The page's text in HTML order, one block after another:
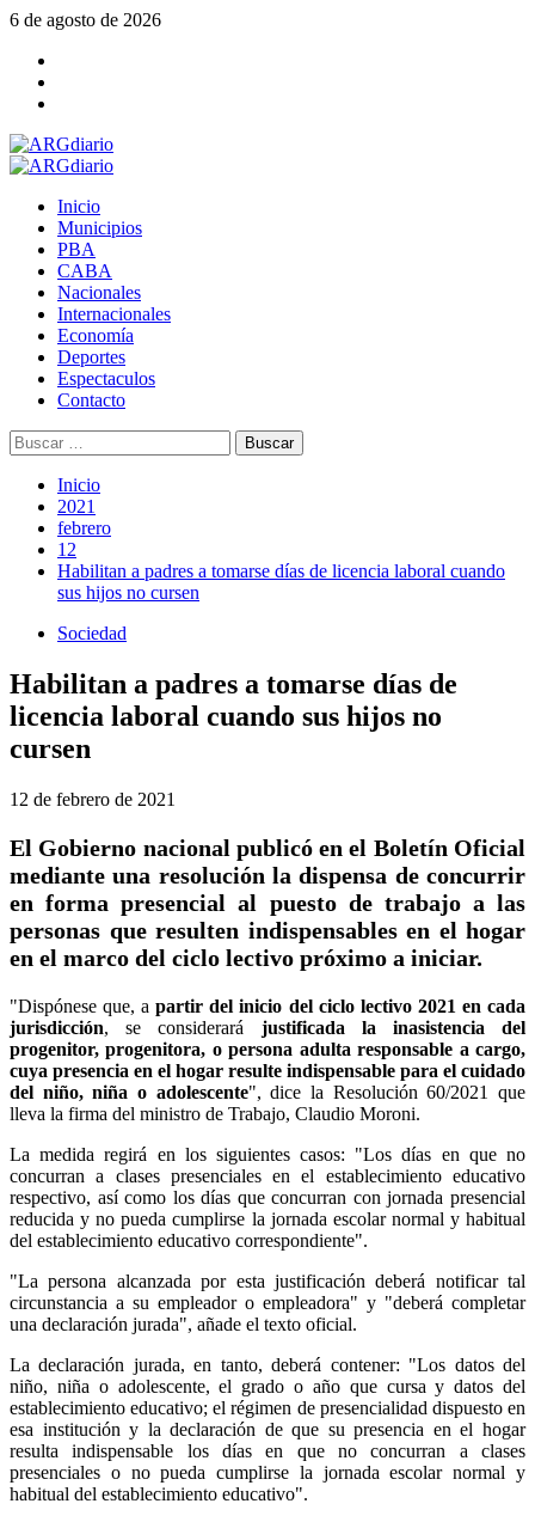
Saltar
contenido
6 de agosto de 2026
Menú
Inicio
Municipios
PBA
CABA
Nacionales
Internacionales
Economía
Deportes
Espectaculos
Contacto
Buscar:
Inicio
2021
febrero
12
Habilitan a padres a tomarse días de licencia laboral cuando
sus hijos no cursen
Sociedad
Habilitan a padres a tomarse días de
licencia laboral cuando sus hijos no
cursen
12 de febrero de 2021
El Gobierno nacional publicó en el Boletín Oficial
mediante una resolución la dispensa de concurrir
en forma presencial al puesto de trabajo a las
personas que resulten indispensables en el hogar
en el marco del ciclo lectivo próximo a iniciar.
"Dispónese que, apartir del inicio del ciclo lectivo 2021 en cada
jurisdicción, se considerará justificada la inasistencia del
progenitor, progenitora, o persona adulta responsable a cargo,
cuya presencia en el hogar resulte indispensable para el cuidado
del niño, niña o adolescente", dice la Resolución 60/2021 que
lleva la firma del ministro de Trabajo, Claudio Moroni.
La medida regirá en los siguientes casos: "Los días en que no
concurran a clases presenciales en el establecimiento educativo
respectivo, así como los días que concurran con jornada presencial
reducida y no pueda cumplirse la jornada escolar normal y habitual
del establecimiento educativo correspondiente".
"La persona alcanzada por esta justificación deberá notificar tal
circunstancia a su empleador o empleadora" y "deberá completar
una declaración jurada", añade el texto oficial.
La declaración jurada, en tanto, deberá contener: "Los datos del
niño, niña o adolescente, el grado o año que cursa y datos del
establecimiento educativo; el régimen de presencialidad dispuesto en
esa institución y la declaración de que su presencia en el hogar
resulta indispensable los días en que no concurran a clases
presenciales o no pueda cumplirse la jornada escolar normal y
habitual del establecimiento educativo".